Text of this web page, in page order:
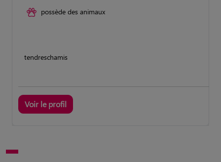
possède des animaux
tendreschamis
Voir le profil